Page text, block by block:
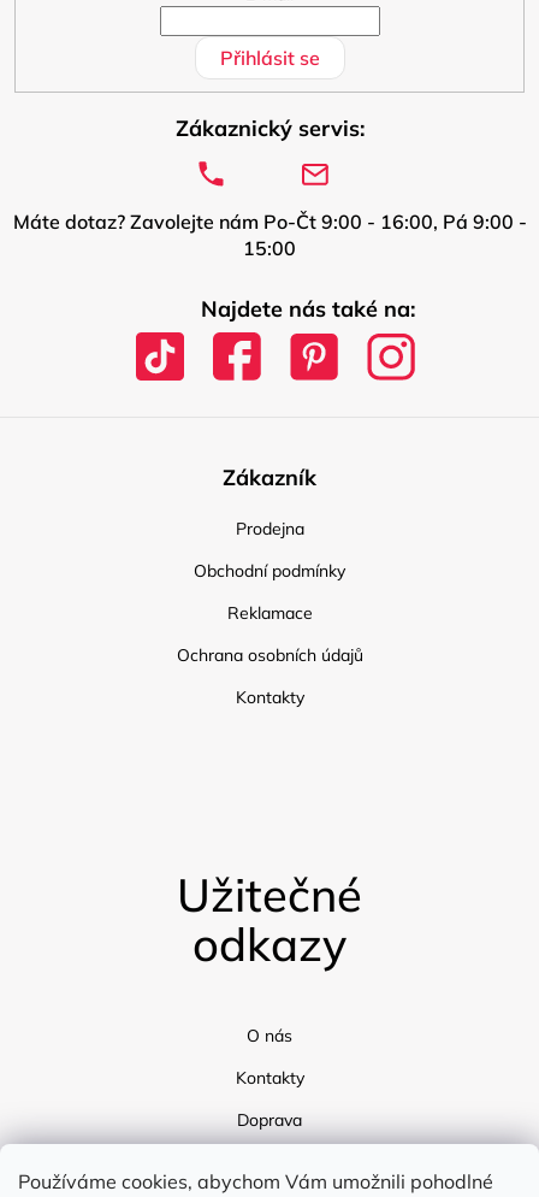
Používáme cookies, abychom Vám umožnili pohodlné
Přihlásit se
Zákaznický servis:
Máte dotaz? Zavolejte nám Po-Čt 9:00 - 16:00, Pá 9:00 -
15:00
Najdete nás také na:
Zákazník
Prodejna
Obchodní podmínky
Reklamace
Ochrana osobních údajů
Kontakty
Užitečné
odkazy
O nás
Kontakty
Doprava